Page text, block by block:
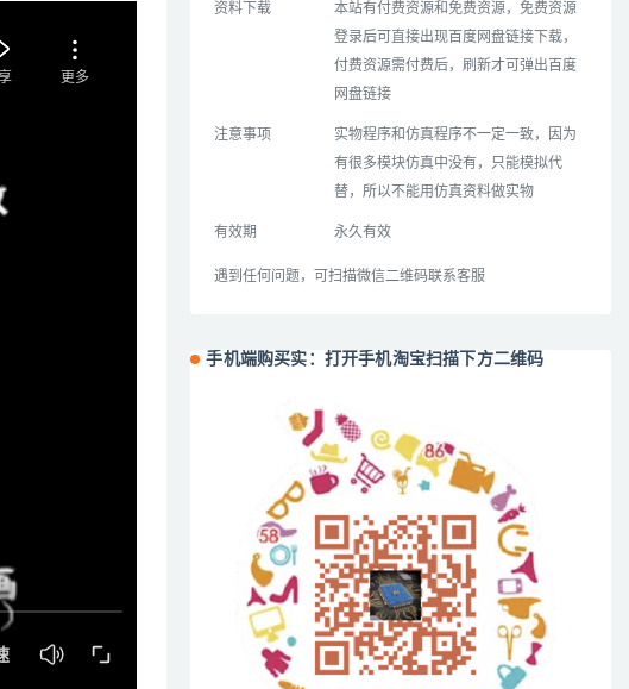
资料下载
本站有付费资源和免费资源，免费资源
登录后可直接出现百度网盘链接下载，
付费资源需付费后，刷新才可弹出百度
网盘链接
注意事项
实物程序和仿真程序不一定一致，因为
有很多模块仿真中没有，只能模拟代
替，所以不能用仿真资料做实物
有效期 永久有效
遇到任何问题，可扫描微信二维码联系客服
手机端购买实：打开手机淘宝扫描下方二维码